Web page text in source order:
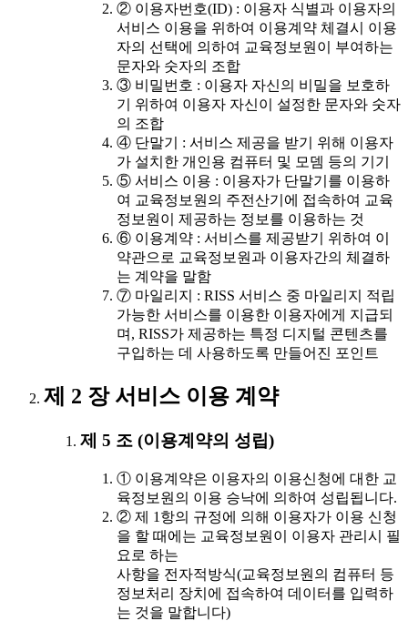
② 이용자번호(ID) : 이용자 식별과 이용자의
서비스 이용을 위하여 이용계약 체결시 이용
자의 선택에 의하여 교육정보원이 부여하는
문자와 숫자의 조합
③ 비밀번호 : 이용자 자신의 비밀을 보호하
기 위하여 이용자 자신이 설정한 문자와 숫자
의 조합
④ 단말기 : 서비스 제공을 받기 위해 이용자
가 설치한 개인용 컴퓨터 및 모뎀 등의 기기
⑤ 서비스 이용 : 이용자가 단말기를 이용하
여 교육정보원의 주전산기에 접속하여 교육
정보원이 제공하는 정보를 이용하는 것
⑥ 이용계약 : 서비스를 제공받기 위하여 이
약관으로 교육정보원과 이용자간의 체결하
는 계약을 말함
⑦ 마일리지 : RISS 서비스 중 마일리지 적립
가능한 서비스를 이용한 이용자에게 지급되
며, RISS가 제공하는 특정 디지털 콘텐츠를
구입하는 데 사용하도록 만들어진 포인트
제 2 장 서비스 이용 계약
제 5 조 (이용계약의 성립)
① 이용계약은 이용자의 이용신청에 대한 교
육정보원의 이용 승낙에 의하여 성립됩니다.
② 제 1항의 규정에 의해 이용자가 이용 신청
을 할 때에는 교육정보원이 이용자 관리시 필
요로 하는
사항을 전자적방식(교육정보원의 컴퓨터 등
정보처리 장치에 접속하여 데이터를 입력하
는 것을 말합니다)